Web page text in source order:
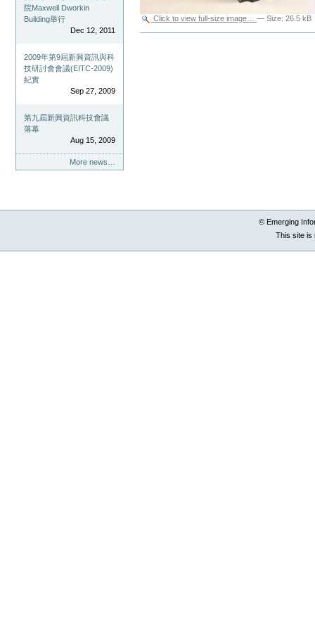
院Maxwell Dworkin
Building舉行
Dec 12, 2011
2009年第9屆新興資訊與科
技研討會會議(EITC-2009)
紀實
Sep 27, 2009
第九屆新興資訊科技會議
落幕
Aug 15, 2009
More news…
Click to view full-size image… —Size:26.5 kB
© Emerging
This site is